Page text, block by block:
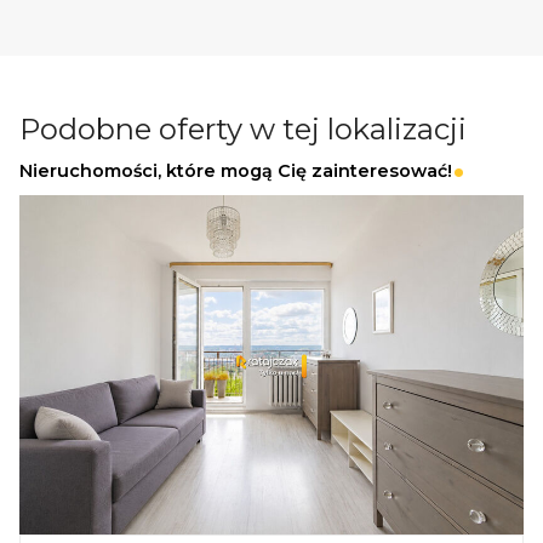
KUP Z NAMI - NAJKORZYSTNIEJ,
NAJSZYBCIEJ I BEZPIECZNIE!
Jeżeli zainteresowało Cię powyższe ogłoszenie
- Zadzwoń pod wskazany nr tel.
- Umów się na Prezentację,
- Przyjedź i Obejrzyj na żywo,
- Zaproponuj Swoją cenę prezentowanej
nieruchomości.
Podobne oferty w tej lokalizacji
Nieruchomości, które mogą Cię zainteresować!